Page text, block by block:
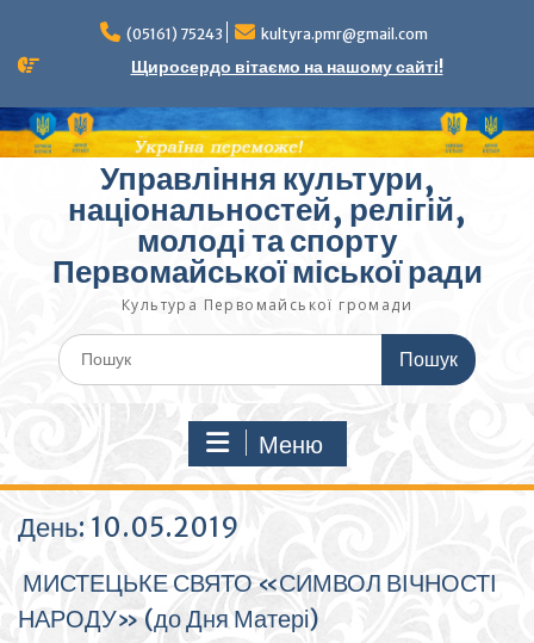
вмісту
(05161) 75243 kultyra.pmr@gmail.com
Щиросердо вітаємо на нашому сайті!
Управління культури,
національностей, релігій,
молоді та спорту
Первомайської міської ради
Культура Первомайcької громади
Шукати:
Меню
День: 10.05.2019
МИСТЕЦЬКЕ СВЯТО «СИМВОЛ ВІЧНОСТІ
НАРОДУ» (до Дня Матері)